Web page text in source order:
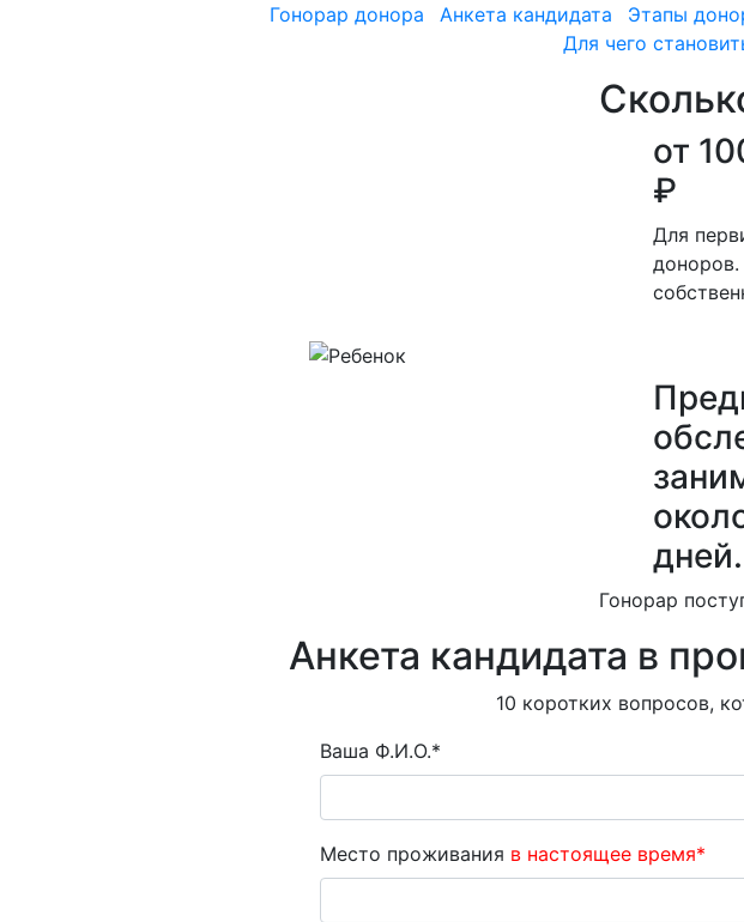
Гонорар донора Анкета кандидата Этапы
Для чего
от
₽
Для
доноров.
дней.
Гонорар
Анкета кандидата в
10 коротких вопросов,
Ваша Ф.И.О.*
Место проживания в настоящее время*